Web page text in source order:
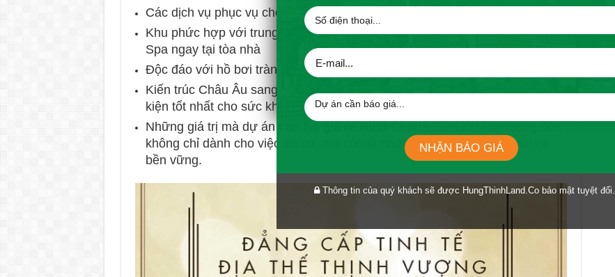
Các dịch vụ phục vụ cho cuộc sống của cư dân mang chất lượng 5 sao.
Khu phức hợp với trung tâm mua sắm, khu vui chơi, phòng tập thể thao,
Spa ngay tại tòa nhà
Độc đáo với hồ bơi tràn và khu vườn trên không
Kiến trúc Châu Âu sang trọng, tinh tế hòa cùng thiết kế thiên nhiên tạo điều
kiện tốt nhất cho sức khỏe của cư dân.
Những giá trị mà dự án
không chỉ dành cho việc an cư, mà còn là những giá trị kinh tế lâu dài và
bền vững.
Thông tin của quý khách sẽ được HungThinhLand.Co bảo mật tuyệt đối.
NHẬN BÁO GIÁ